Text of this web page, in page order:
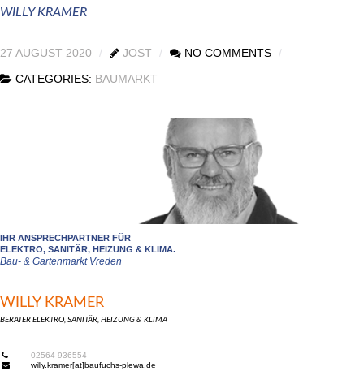
WILLY KRAMER
27 AUGUST 2020 JOST NO COMMENTS
CATEGORIES: BAUMARKT
IHR ANSPRECHPARTNER FÜR
ELEKTRO, SANITÄR, HEIZUNG & KLIMA.
Bau- & Gartenmarkt Vreden
WILLY KRAMER
BERATER ELEKTRO, SANITÄR, HEIZUNG & KLIMA
02564-936554
willy.kramer[at]baufuchs-plewa.de